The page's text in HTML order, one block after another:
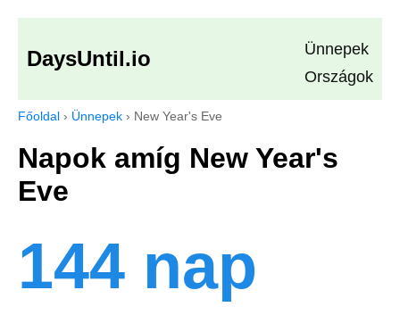
DaysUntil.io
Ünnepek
Országok
Főoldal › Ünnepek › New Year's Eve
Napok amíg New Year's
Eve
144 nap